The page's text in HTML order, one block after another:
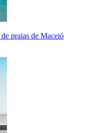
praias de Maceió